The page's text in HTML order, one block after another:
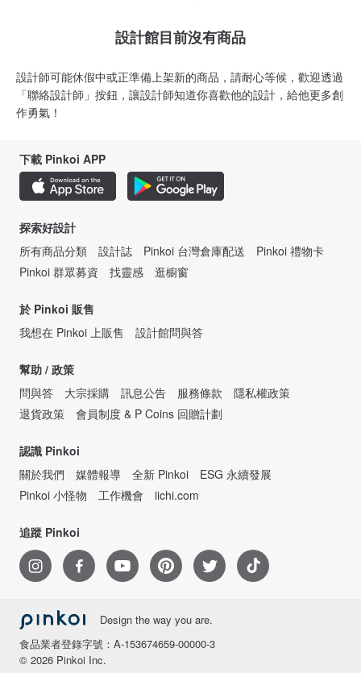
設計館目前沒有商品
設計師可能休假中或正準備上架新的商品，請耐心等候，歡迎透過
「聯絡設計師」按鈕，讓設計師知道你喜歡他的設計，給他更多創
作勇氣！
下載 Pinkoi APP
探索好設計
所有商品分類
設計誌 Pinkoi 台灣倉庫配送
Pinkoi 禮物卡
Pinkoi 群眾募資
找靈感 逛櫥窗
於 Pinkoi 販售
我想在 Pinkoi 上販售
設計館問與答
幫助 / 政策
問與答
大宗採購 訊息公告 服務條款
隱私權政策
退貨政策
會員制度 & P Coins 回贈計劃
認識 Pinkoi
關於我們
媒體報導 全新 Pinkoi
ESG 永續發展
Pinkoi 小怪物
工作機會 iichi.com
追蹤 Pinkoi
Design the way you are.
食品業者登錄字號：A-153674659-00000-3
© 2026 Pinkoi Inc.